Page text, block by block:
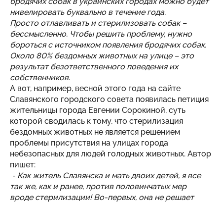
нивелировать буквально в течение года.
Просто отлавливать и стерилизовать собак –
бессмысленно. Чтобы решить проблему, нужно
бороться с источником появления бродячих собак.
Около 80% бездомных животных на улице – это
результат безответственного поведения их
собственников.
А вот, например, весной этого года на сайте
Славянского городского совета появилась петиция
жительницы города Евгении Сорокиной, суть
которой сводилась к тому, что стерилизация
бездомных животных не является решением
проблемы присутствия на улицах города
небезопасных для людей голодных животных. Автор
пишет:
- Как житель Славянска и мать двоих детей, я все
так же, как и ранее, против половинчатых мер
вроде стерилизации! Во-первых, она не решает